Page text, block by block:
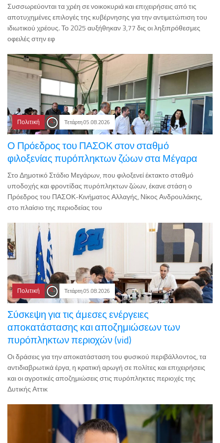
Συσσωρεύονται τα χρέη σε νοικοκυριά και επιχειρήσεις από τις
αποτυχημένες επιλογές της κυβέρνησης για την αντιμετώπιση του
ιδιωτικού χρέους. Το 2025 αυξήθηκαν 3,77 δις οι ληξιπρόθεσμες
οφειλές στην εφ
Πολιτική Τετάρτη 05.08.2026
Ο Πρόεδρος του ΠΑΣΟΚ στον σταθμό
φιλοξενίας πυρόπληκτων ζώων στα Μέγαρα
Στο Δημοτικό Στάδιο Μεγάρων, που φιλοξενεί έκτακτο σταθμό
υποδοχής και φροντίδας πυρόπληκτων ζώων, έκανε στάση ο
Πρόεδρος του ΠΑΣΟΚ-Κινήματος Αλλαγής, Νίκος Ανδρουλάκης,
στο πλαίσιο της περιοδείας του
Πολιτική Τετάρτη 05.08.2026
Σύσκεψη για τις άμεσες ενέργειες
αποκατάστασης και αποζημιώσεων των
πυρόπληκτων περιοχών (vid)
Οι δράσεις για την αποκατάσταση του φυσικού περιβάλλοντος, τα
αντιδιαβρωτικά έργα, η κρατική αρωγή σε πολίτες και επιχειρήσεις
και οι αγροτικές αποζημιώσεις στις πυρόπληκτες περιοχές της
Δυτικής Αττικ